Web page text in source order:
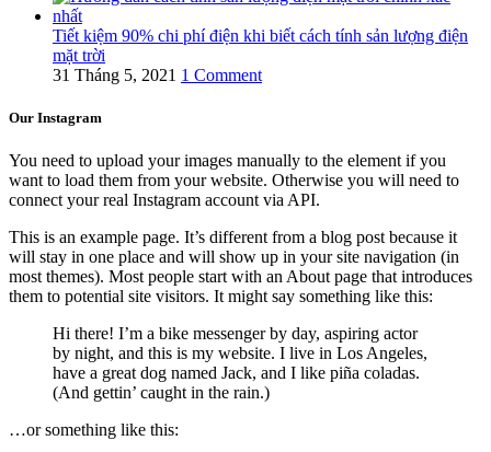
Tiết kiệm 90% chi phí điện khi biết cách tính sản lượng điện
mặt trời
31 Tháng 5, 2021 1 Comment
Our Instagram
You need to upload your images manually to the element if you
want to load them from your website. Otherwise you will need to
connect your real Instagram account via API.
This is an example page. It’s different from a blog post because it
will stay in one place and will show up in your site navigation (in
most themes). Most people start with an About page that introduces
them to potential site visitors. It might say something like this:
Hi there! I’m a bike messenger by day, aspiring actor
by night, and this is my website. I live in Los Angeles,
have a great dog named Jack, and I like piña coladas.
(And gettin’ caught in the rain.)
…or something like this: